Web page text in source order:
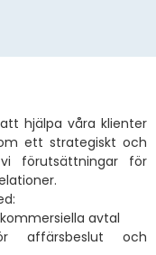
hjälpa våra klienter
ett strategiskt och
förutsättningar för
avtal
affärsbeslut och